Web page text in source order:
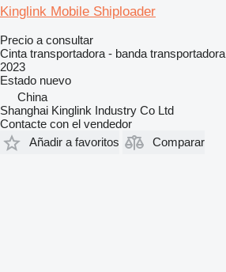
Kinglink Mobile Shiploader
Precio a consultar
Cinta transportadora - banda transportadora
2023
Estado nuevo
China
Shanghai Kinglink Industry Co Ltd
Contacte con el vendedor
Añadir a favoritos
Comparar